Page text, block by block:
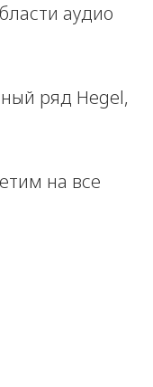
аудио
ряд Hegel,
на все